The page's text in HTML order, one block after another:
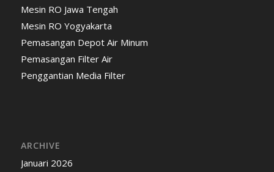
Mesin RO Jawa Tengah
Mesin RO Yogyakarta
Pemasangan Depot Air Minum
Pemasangan Filter Air
Penggantian Media Filter
ARCHIVE
Januari 2026